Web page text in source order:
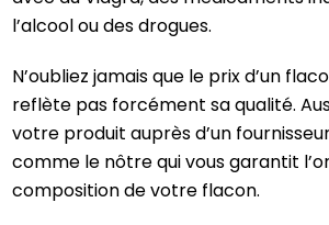
l’alcool ou des drogues.
N’oubliez jamais que le prix d’un
reflète pas forcément sa qualité.
votre produit auprès d’un
comme le nôtre qui vous garantit
composition de votre flacon.